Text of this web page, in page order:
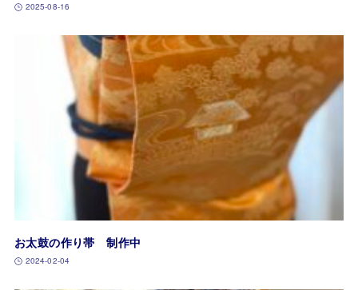
2025-08-16
お太鼓の作り帯 制作中
2024-02-04